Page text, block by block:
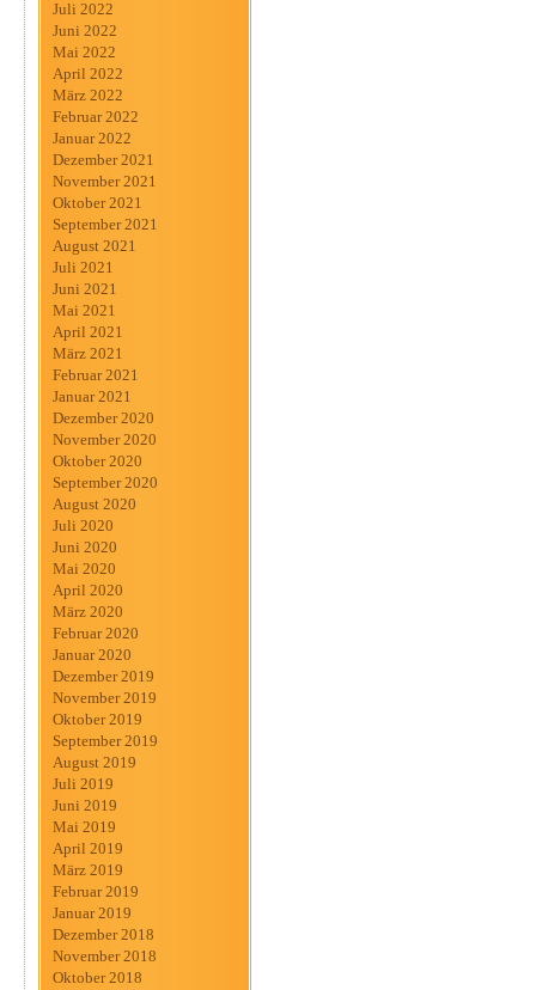
Juli 2022
Juni 2022
Mai 2022
April 2022
März 2022
Februar 2022
Januar 2022
Dezember 2021
November 2021
Oktober 2021
September 2021
August 2021
Juli 2021
Juni 2021
Mai 2021
April 2021
März 2021
Februar 2021
Januar 2021
Dezember 2020
November 2020
Oktober 2020
September 2020
August 2020
Juli 2020
Juni 2020
Mai 2020
April 2020
März 2020
Februar 2020
Januar 2020
Dezember 2019
November 2019
Oktober 2019
September 2019
August 2019
Juli 2019
Juni 2019
Mai 2019
April 2019
März 2019
Februar 2019
Januar 2019
Dezember 2018
November 2018
Oktober 2018